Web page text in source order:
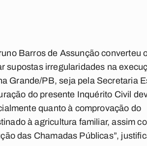
Barros de Assunção converteu
supostas irregularidades na
Grande/PB, seja pela Secretaria
do presente Inquérito Civil
quanto à comprovação do
à agricultura familiar, assim
das Chamadas Públicas”,